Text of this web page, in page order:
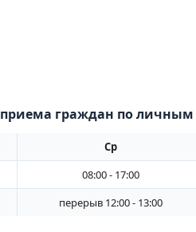
граждан по личным
Ср
08:00 - 17:00
перерыв 12:00 - 13:00